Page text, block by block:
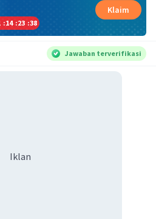
:14 :23 :38
Klaim
Jawaban terverifikasi
Iklan